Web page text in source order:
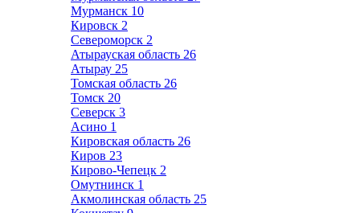
Мурманск 10
Кировск 2
Североморск 2
Атырауская область 26
Атырау 25
Томская область 26
Томск 20
Северск 3
Асино 1
Кировская область 26
Киров 23
Кирово-Чепецк 2
Омутнинск 1
Акмолинская область 25